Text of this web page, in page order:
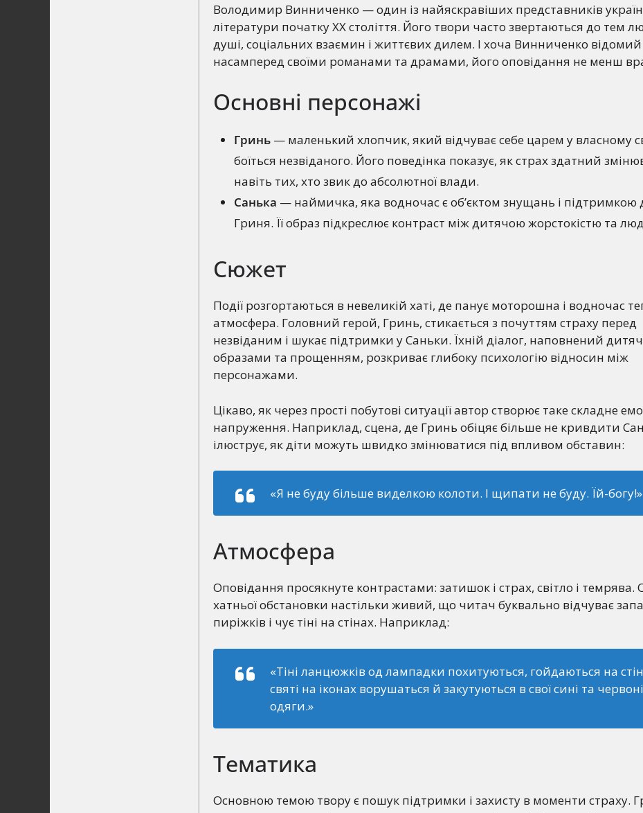
Володимир Винниченко — один із найяскравіших представників
літератури початку XX століття. Його твори часто звертаються до тем
душі, соціальних взаємин і життєвих дилем. І хоча Винниченко відомий
насамперед своїми романами та драмами, його оповідання не менш
Основні персонажі
Гринь — маленький хлопчик, який відчуває себе царем у власному
боїться незвіданого. Його поведінка показує, як страх здатний
навіть тих, хто звик до абсолютної влади.
Санька — наймичка, яка водночас є об’єктом знущань і підтримкою
Гриня. Її образ підкреслює контраст між дитячою жорстокістю та
Сюжет
Події розгортаються в невеликій хаті, де панує моторошна і водночас
атмосфера. Головний герой, Гринь, стикається з почуттям страху перед
незвіданим і шукає підтримки у Саньки. Їхній діалог, наповнений
образами та прощенням, розкриває глибоку психологію відносин між
персонажами.
Цікаво, як через прості побутові ситуації автор створює таке складне
напруження. Наприклад, сцена, де Гринь обіцяє більше не кривдити
ілюструє, як діти можуть швидко змінюватися під впливом обставин:
«Я не буду більше виделкою колоти. І щипати не буду. Їй-богу!»
Атмосфера
Оповідання просякнуте контрастами: затишок і страх, світло і темрява.
хатньої обстановки настільки живий, що читач буквально відчуває
пиріжків і чує тіні на стінах. Наприклад:
«Тіні ланцюжків од лампадки похитуються, гойдаються на
святі на іконах ворушаться й закутуються в свої сині та червоні
одяги.»
Тематика
Основною темою твору є пошук підтримки і захисту в моменти страху.